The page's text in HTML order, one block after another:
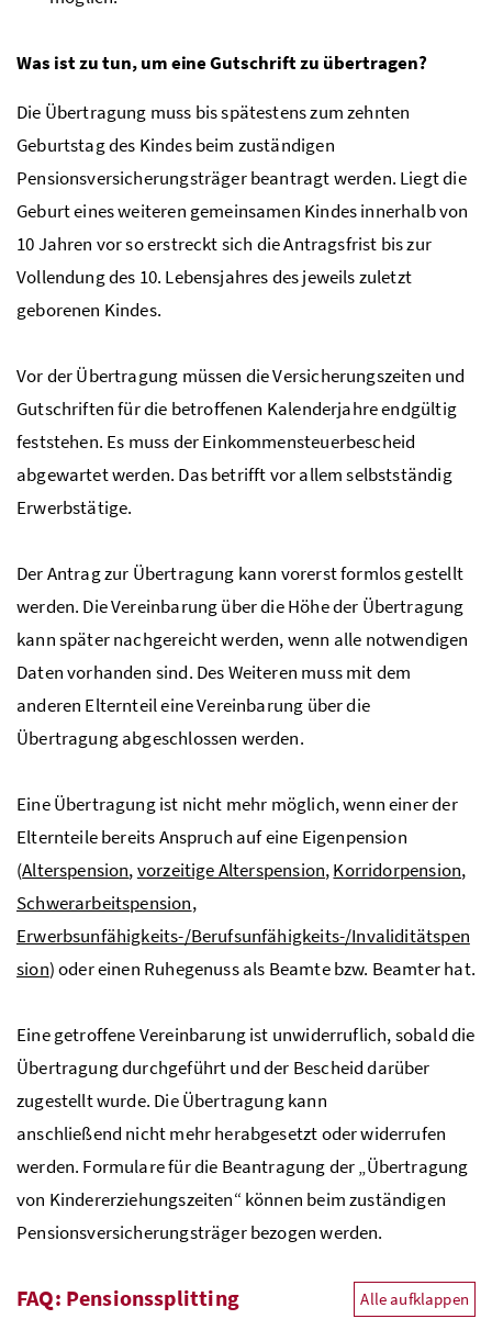
Was ist zu tun, um eine Gutschrift zu übertragen?
Die Übertragung muss bis spätestens zum zehnten
Geburtstag des Kindes beim zuständigen
Pensionsversicherungsträger beantragt werden. Liegt die
Geburt eines weiteren gemeinsamen Kindes innerhalb von
10 Jahren vor so erstreckt sich die Antragsfrist bis zur
Vollendung des 10. Lebensjahres des jeweils zuletzt
geborenen Kindes.
Vor der Übertragung müssen die Versicherungszeiten und
Gutschriften für die betroffenen Kalenderjahre endgültig
feststehen. Es muss der Einkommensteuerbescheid
abgewartet werden. Das betrifft vor allem selbstständig
Erwerbstätige.
Der Antrag zur Übertragung kann vorerst formlos gestellt
werden. Die Vereinbarung über die Höhe der Übertragung
kann später nachgereicht werden, wenn alle notwendigen
Daten vorhanden sind. Des Weiteren muss mit dem
anderen Elternteil eine Vereinbarung über die
Übertragung abgeschlossen werden.
Eine Übertragung ist nicht mehr möglich, wenn einer der
Elternteile bereits Anspruch auf eine Eigenpension
(Alterspension,vorzeitige Alterspension,Korridorpension,
Schwerarbeitspension,
Erwerbsunfähigkeits-/Berufsunfähigkeits-/Invaliditätspen
sion) oder einen Ruhegenuss als Beamte bzw. Beamter hat.
Eine getroffene Vereinbarung ist unwiderruflich, sobald die
Übertragung durchgeführt und der Bescheid darüber
zugestellt wurde. Die Übertragung kann
anschließend nicht mehr herabgesetzt oder widerrufen
werden. Formulare für die Beantragung der „Übertragung
von Kindererziehungszeiten“ können beim zuständigen
Pensionsversicherungsträger bezogen werden.
FAQ: Pensionssplitting Alle aufklappen